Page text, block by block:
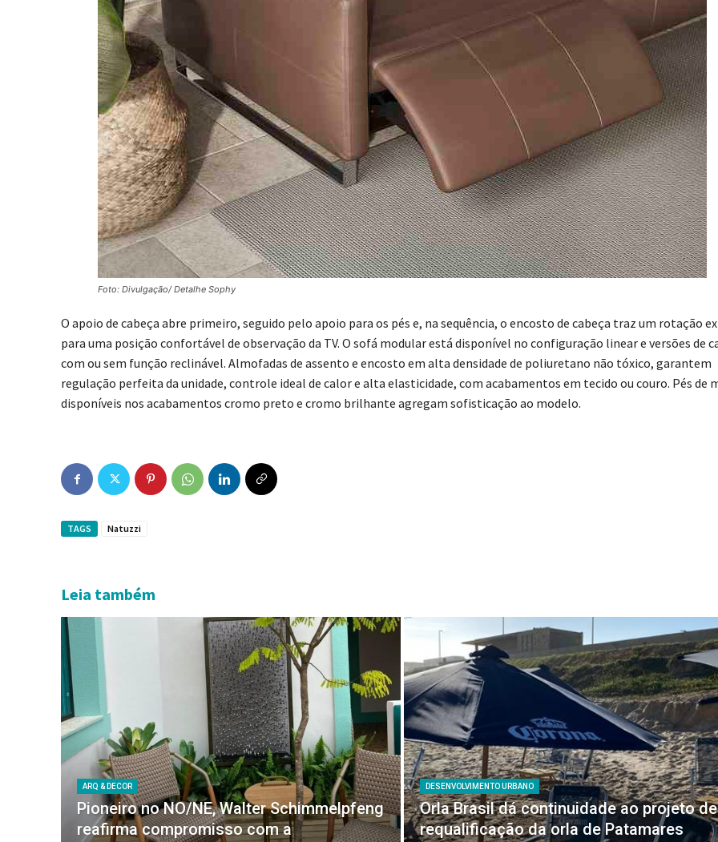
Foto: Divulgação/ Detalhe Sophy
O apoio de cabeça abre primeiro, seguido pelo apoio para os pés e, na sequência, o encosto de cabeça traz um rotação
para uma posição confortável de observação da TV. O sofá modular está disponível no configuração linear e versões de
com ou sem função reclinável. Almofadas de assento e encosto em alta densidade de poliuretano não tóxico, garantem
regulação perfeita da unidade, controle ideal de calor e alta elasticidade, com acabamentos em tecido ou couro. Pés de
disponíveis nos acabamentos cromo preto e cromo brilhante agregam sofisticação ao modelo.
TAGS Natuzzi
Leia também
ARQ & DECOR
Pioneiro no NO/NE, Walter Schimmelpfeng
reafirma compromisso com a
DESENVOLVIMENTO URBANO
Orla Brasil dá continuidade ao projeto de
requalificação da orla de Patamares